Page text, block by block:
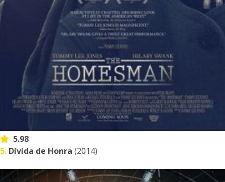
5.98
5. Dívida de Honra (2014)